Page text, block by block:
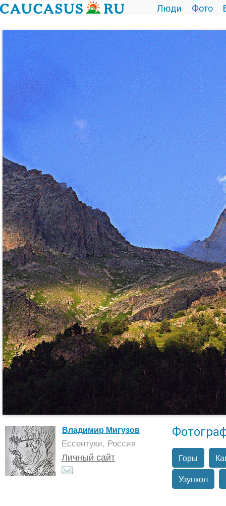
Люди Фото
Владимир Мигузов
Ессентуки, Россия
Личный сайт Горы
Узункол